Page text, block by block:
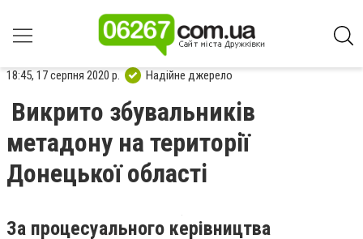
18:45, 17 серпня 2020 р. Надійне джерело
Викрито збувальників
метадону на території
Донецької області
За процесуального керівництва